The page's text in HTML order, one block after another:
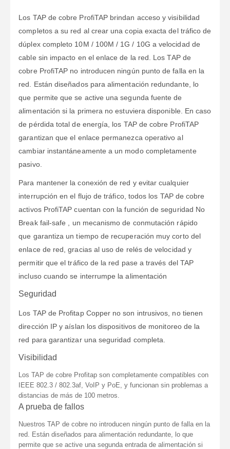
Los TAP de cobre ProfiTAP brindan acceso y visibilidad
completos a su red al crear una copia exacta del tráfico de
dúplex completo 10M / 100M / 1G / 10G a velocidad de
cable sin impacto en el enlace de la red. Los TAP de
cobre ProfiTAP no introducen ningún punto de falla en la
red. Están diseñados para alimentación redundante, lo
que permite que se active una segunda fuente de
alimentación si la primera no estuviera disponible. En caso
de pérdida total de energía, los TAP de cobre ProfiTAP
garantizan que el enlace permanezca operativo al
cambiar instantáneamente a un modo completamente
pasivo.
Para mantener la conexión de red y evitar cualquier
interrupción en el flujo de tráfico, todos los TAP de cobre
activos ProfiTAP cuentan con la función de seguridad No
Break fail-safe , un mecanismo de conmutación rápido
que garantiza un tiempo de recuperación muy corto del
enlace de red, gracias al uso de relés de velocidad y
permitir que el tráfico de la red pase a través del TAP
incluso cuando se interrumpe la alimentación
Seguridad
Los TAP de Profitap Copper no son intrusivos, no tienen
dirección IP y aíslan los dispositivos de monitoreo de la
red para garantizar una seguridad completa.
Visibilidad
Los TAP de cobre Profitap son completamente compatibles con
IEEE 802.3 / 802.3af, VoIP y PoE, y funcionan sin problemas a
distancias de más de 100 metros.
A prueba de fallos
Nuestros TAP de cobre no introducen ningún punto de falla en la
red. Están diseñados para alimentación redundante, lo que
permite que se active una segunda entrada de alimentación si